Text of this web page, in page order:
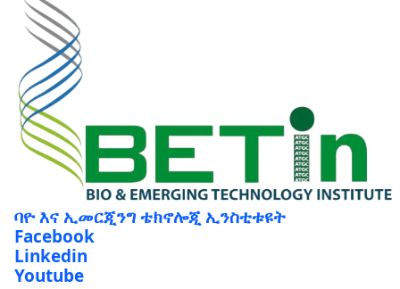
ባዮ እና ኢመርጂንግ ቴክኖሎጂ ኢንስቲቱዩት
Facebook
Linkedin
Youtube